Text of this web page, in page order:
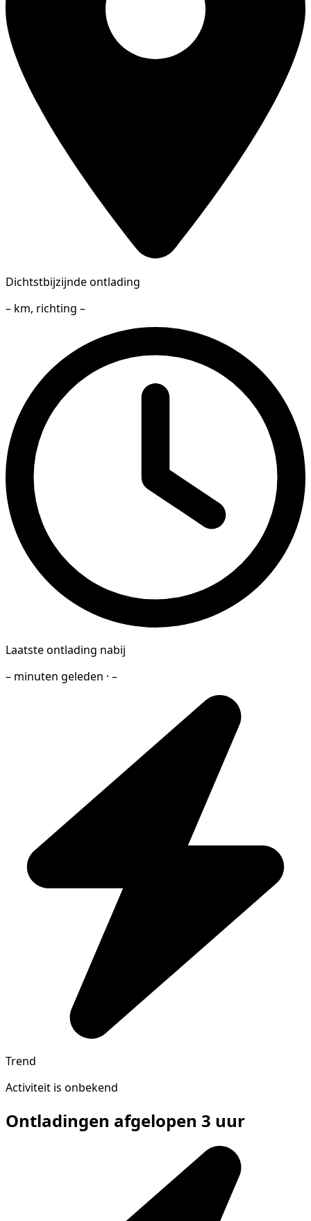
Dichtstbijzijnde ontlading
– km, richting –
Laatste ontlading nabij
– minuten geleden · –
Trend
Activiteit is onbekend
Ontladingen afgelopen 3 uur